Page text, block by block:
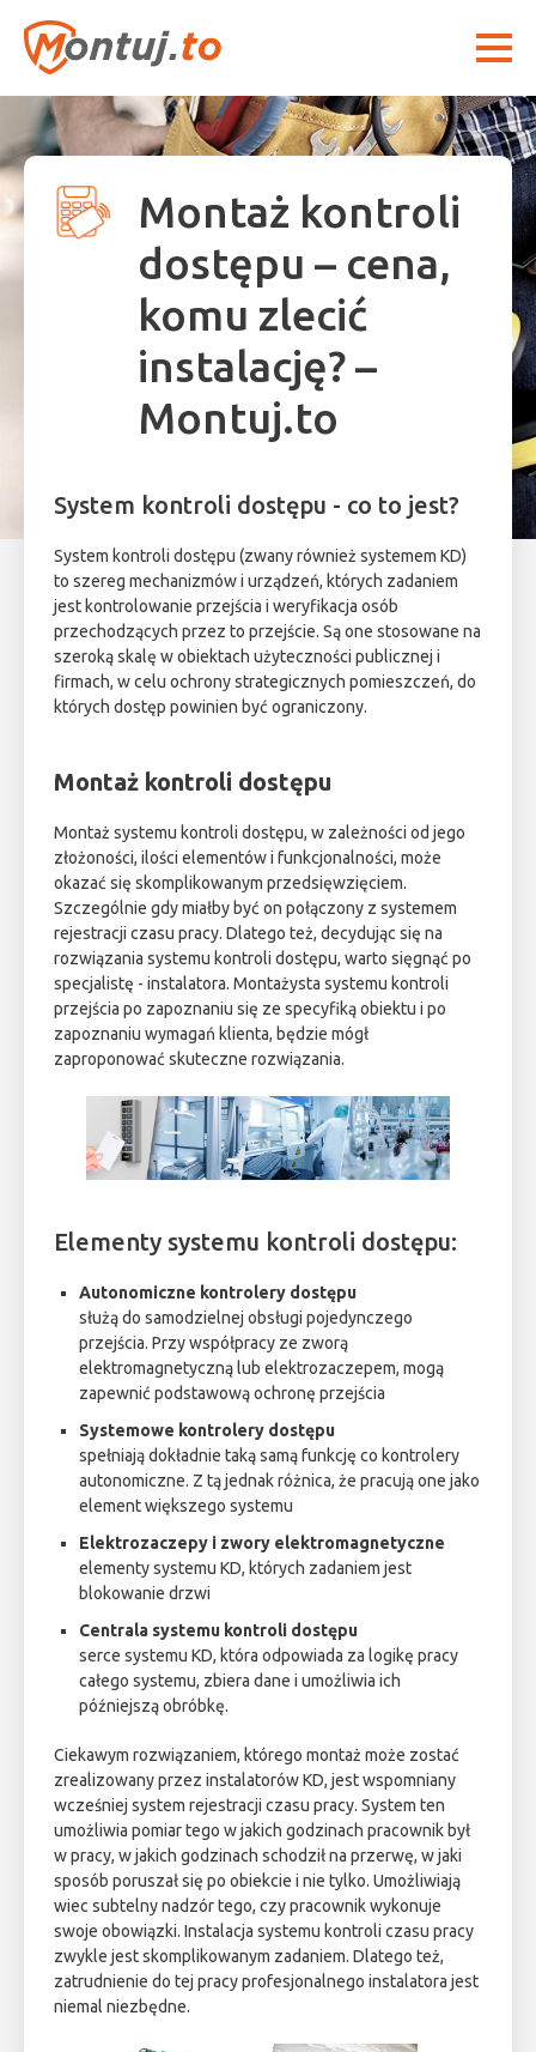
Montaż kontroli
dostępu – cena,
komu zlecić
instalację? –
Montuj.to
System kontroli dostępu - co to jest?
System kontroli dostępu (zwany również systemem KD)
to szereg mechanizmów i urządzeń, których zadaniem
jest kontrolowanie przejścia i weryfikacja osób
przechodzących przez to przejście. Są one stosowane na
szeroką skalę w obiektach użyteczności publicznej i
firmach, w celu ochrony strategicznych pomieszczeń, do
których dostęp powinien być ograniczony.
Montaż kontroli dostępu
Montaż systemu kontroli dostępu, w zależności od jego
złożoności, ilości elementów i funkcjonalności, może
okazać się skomplikowanym przedsięwzięciem.
Szczególnie gdy miałby być on połączony z systemem
rejestracji czasu pracy. Dlatego też, decydując się na
rozwiązania systemu kontroli dostępu, warto sięgnąć po
specjalistę - instalatora. Montażysta systemu kontroli
przejścia po zapoznaniu się ze specyfiką obiektu i po
zapoznaniu wymagań klienta, będzie mógł
zaproponować skuteczne rozwiązania.
Elementy systemu kontroli dostępu:
Autonomiczne kontrolery dostępu
służą do samodzielnej obsługi pojedynczego
przejścia. Przy współpracy ze zworą
elektromagnetyczną lub elektrozaczepem, mogą
zapewnić podstawową ochronę przejścia
Systemowe kontrolery dostępu
spełniają dokładnie taką samą funkcję co kontrolery
autonomiczne. Z tą jednak różnica, że pracują one jako
element większego systemu
Elektrozaczepy i zwory elektromagnetyczne
elementy systemu KD, których zadaniem jest
blokowanie drzwi
Centrala systemu kontroli dostępu
serce systemu KD, która odpowiada za logikę pracy
całego systemu, zbiera dane i umożliwia ich
późniejszą obróbkę.
Ciekawym rozwiązaniem, którego montaż może zostać
zrealizowany przez instalatorów KD, jest wspomniany
wcześniej system rejestracji czasu pracy. System ten
umożliwia pomiar tego w jakich godzinach pracownik był
w pracy, w jakich godzinach schodził na przerwę, w jaki
sposób poruszał się po obiekcie i nie tylko. Umożliwiają
wiec subtelny nadzór tego, czy pracownik wykonuje
swoje obowiązki. Instalacja systemu kontroli czasu pracy
zwykle jest skomplikowanym zadaniem. Dlatego też,
zatrudnienie do tej pracy profesjonalnego instalatora jest
niemal niezbędne.